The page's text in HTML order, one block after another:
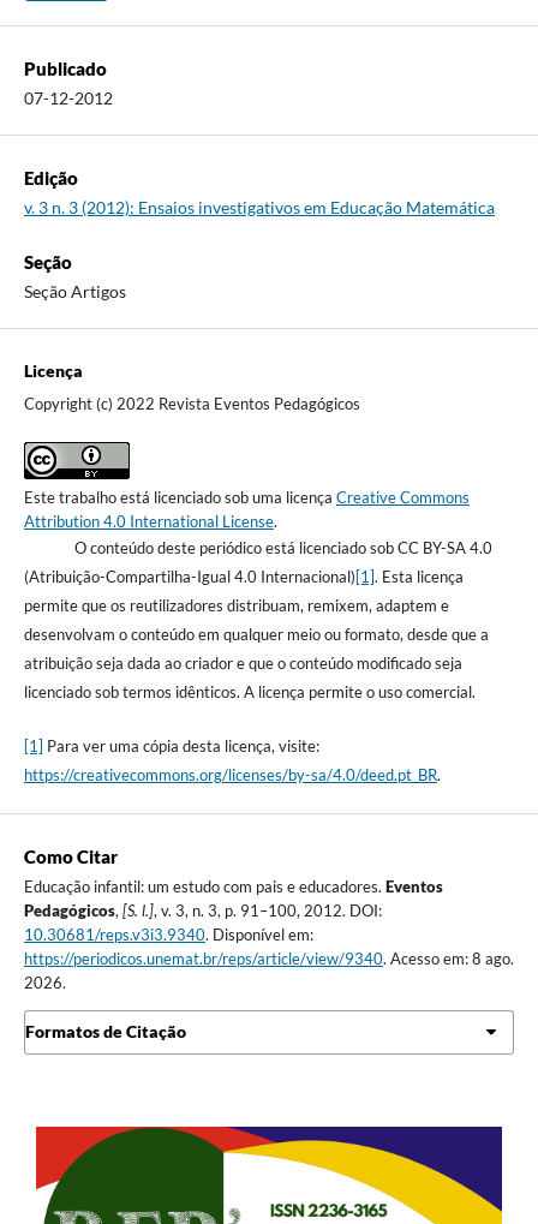
Publicado
07-12-2012
Edição
v. 3 n. 3 (2012): Ensaios investigativos em Educação Matemática
Seção
Seção Artigos
Licença
Copyright (c) 2022 Revista Eventos Pedagógicos
Este trabalho está licenciado sob uma licença Creative Commons
Attribution 4.0 International License.
O conteúdo deste periódico está licenciado sob CC BY-SA 4.0
(Atribuição-Compartilha-Igual 4.0 Internacional)[1]. Esta licença
permite que os reutilizadores distribuam, remixem, adaptem e
desenvolvam o conteúdo em qualquer meio ou formato, desde que a
atribuição seja dada ao criador e que o conteúdo modificado seja
licenciado sob termos idênticos. A licença permite o uso comercial.
[1] Para ver uma cópia desta licença, visite:
https://creativecommons.org/licenses/by-sa/4.0/deed.pt_BR.
Como Citar
Educação infantil: um estudo com pais e educadores. Eventos
Pedagógicos, [S. l.], v. 3, n. 3, p. 91–100, 2012. DOI:
10.30681/reps.v3i3.9340. Disponível em:
https://periodicos.unemat.br/reps/article/view/9340. Acesso em: 8 ago.
2026.
Formatos de Citação